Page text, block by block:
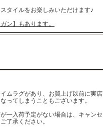
タイルをお楽しみいただけます♪
ン】もあります。
ムラグがあり、お買上げ以前に実店
ってしまうこともございます。
一入荷予定がない場合は、キャンセ
了承ください。